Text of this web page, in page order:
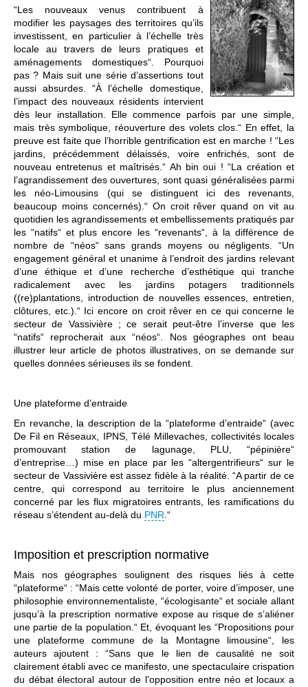
“Les nouveaux venus contribuent à
modifier les paysages des territoires qu’ils
investissent, en particulier à l’échelle très
locale au travers de leurs pratiques et
aménagements domestiques“. Pourquoi
pas ? Mais suit une série d’assertions tout
aussi absurdes. “À l’échelle domestique,
l’impact des nouveaux résidents intervient
dès leur installation. Elle commence parfois par une simple,
mais très symbolique, réouverture des volets clos.“ En effet, la
preuve est faite que l’horrible gentrification est en marche ! “Les
jardins, précédemment délaissés, voire enfrichés, sont de
nouveau entretenus et maîtrisés.“ Ah bin oui ! “La création et
l’agrandissement des ouvertures, sont quasi généralisées parmi
les néo-Limousins (qui se distinguent ici des revenants,
beaucoup moins concernés).“ On croit rêver quand on vit au
quotidien les agrandissements et embellissements pratiqués par
les “natifs“ et plus encore les “revenants“, à la différence de
nombre de “néos“ sans grands moyens ou négligents. “Un
engagement général et unanime à l’endroit des jardins relevant
d’une éthique et d’une recherche d’esthétique qui tranche
radicalement avec les jardins potagers traditionnels
((re)plantations, introduction de nouvelles essences, entretien,
clôtures, etc.).“ Ici encore on croit rêver en ce qui concerne le
secteur de Vassivière ; ce serait peut-être l’inverse que les
“natifs“ reprocherait aux “néos“. Nos géographes ont beau
illustrer leur article de photos illustratives, on se demande sur
quelles données sérieuses ils se fondent.
Une plateforme d’entraide
En revanche, la description de la “plateforme d’entraide“ (avec
De Fil en Réseaux, IPNS, Télé Millevaches, collectivités locales
promouvant station de lagunage, PLU, “pépinière“
d’entreprise…) mise en place par les “altergentrifieurs“ sur le
secteur de Vassivière est assez fidèle à la réalité. “A partir de ce
centre, qui correspond au territoire le plus anciennement
concerné par les flux migratoires entrants, les ramifications du
réseau s’étendent au-delà du PNR.“
Imposition et prescription normative
Mais nos géographes soulignent des risques liés à cette
“plateforme“ : “Mais cette volonté de porter, voire d’imposer, une
philosophie environnementaliste, “écologisante“ et sociale allant
jusqu’à la prescription normative expose au risque de s’aliéner
une partie de la population.“ Et, évoquant les “Propositions pour
une plateforme commune de la Montagne limousine“, les
auteurs ajoutent : “Sans que le lien de causalité ne soit
clairement établi avec ce manifesto, une spectaculaire crispation
du débat électoral autour de l’opposition entre néo et locaux a